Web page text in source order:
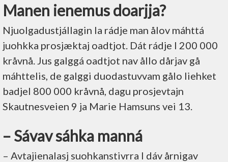
Manen ienemus doarjja?
Njuolgadustjállagin la rádje man ålov máhttá
juohkka prosjæktaj oadtjot. Dát rádje l 200 000
kråvnå. Jus galggá oadtjot nav ållo dårjav gå
máhttelis, de galggi duodastuvvam gålo liehket
badjel 800 000 kråvnå, dagu prosjevtajn
Skautnesveien 9 ja Marie Hamsuns vei 13.
– Sávav sáhka manná
– Avtajienalasj suohkanstivrra l dáv årnigav